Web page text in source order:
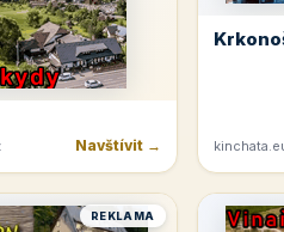
Navštívit →
REKLAMA